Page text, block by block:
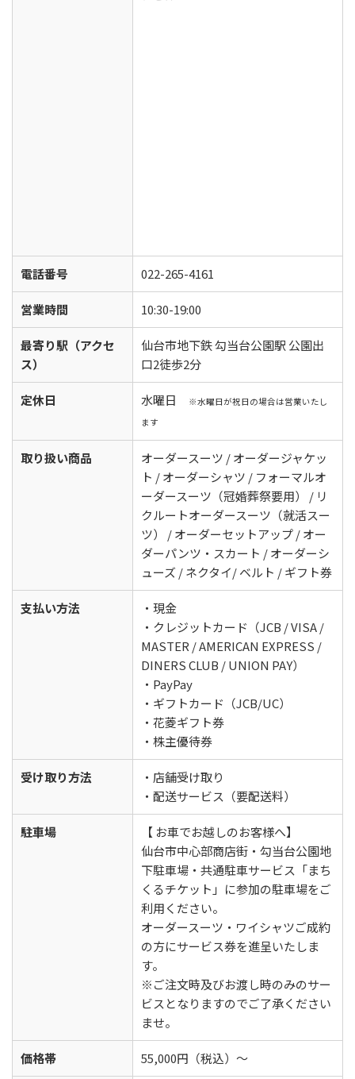
電話番号 022-265-4161
営業時間 10:30-19:00
最寄り駅（アクセ
ス）
仙台市地下鉄 勾当台公園駅 公園出
口2徒歩2分
定休日 水曜日
※水曜日が祝日の場合は営業いたし
ます
取り扱い商品
オーダースーツ / オーダージャケッ
ト / オーダーシャツ / フォーマルオ
ーダースーツ（冠婚葬祭要用） / リ
クルートオーダースーツ（就活スー
ツ） / オーダーセットアップ / オー
ダーパンツ・スカート / オーダーシ
ューズ / ネクタイ/ ベルト / ギフト券
支払い方法
・現金
・クレジットカード（JCB / VISA /
MASTER / AMERICAN EXPRESS /
DINERS CLUB / UNION PAY）
・PayPay
・ギフトカード（JCB/UC）
・花菱ギフト券
・株主優待券
受け取り方法
・店舗受け取り
・配送サービス（要配送料）
駐車場
【 お車でお越しのお客様へ】
仙台市中心部商店街・勾当台公園地
下駐車場・共通駐車サービス「まち
くるチケット」に参加の駐車場をご
利用ください。
オーダースーツ・ワイシャツご成約
の方にサービス券を進呈いたしま
す。
※ご注文時及びお渡し時のみのサー
ビスとなりますのでご了承ください
ませ。
価格帯 55,000円（税込）〜